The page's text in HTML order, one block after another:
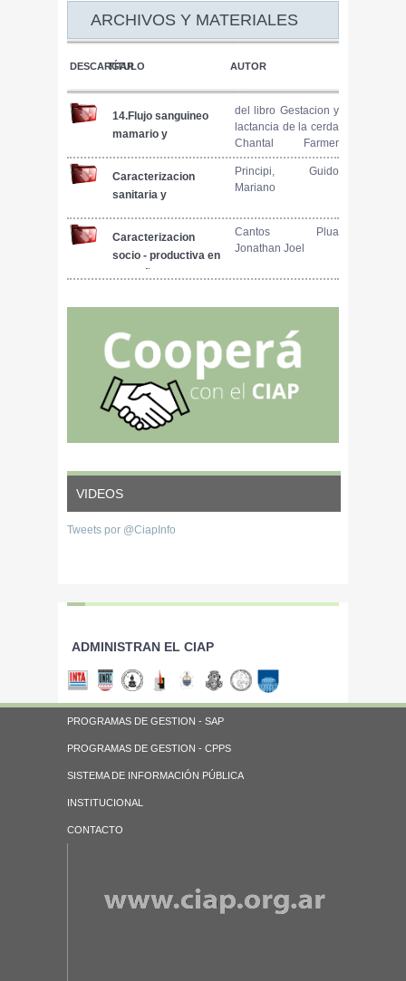
ARCHIVOS Y MATERIALES
DESCARGAR
TÍTULO AUTOR
14.Flujo sanguineo
mamario y
nutrientes. Chantal
Farmer
del libro Gestacion y
lactancia de la cerda
Chantal Farmer
(open access)
Caracterizacion
sanitaria y
la produccion
porcina del sector
de la Agricultura
Principi, Guido
Mariano
Caracterizacion
socio - productiva en
productores
de la parroquia El
Anegado.
Cantos Plua
Jonathan Joel
VIDEOS
Tweets por @CiapInfo
ADMINISTRAN EL CIAP
PROGRAMAS DE GESTION - SAP
PROGRAMAS DE GESTION - CPPS
SISTEMA DE INFORMACIÓN PÚBLICA
INSTITUCIONAL
CONTACTO